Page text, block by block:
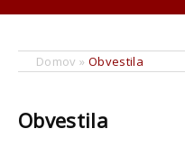
Domov » Obvestila
Obvestila